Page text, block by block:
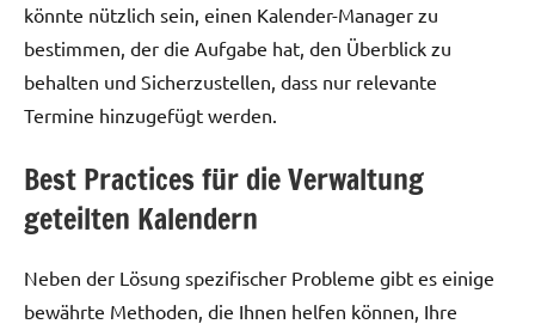
könnte nützlich sein, einen Kalender-Manager zu
bestimmen, der die Aufgabe hat, den Überblick zu
behalten und Sicherzustellen, dass nur relevante
Termine hinzugefügt werden.
Best Practices für die Verwaltung
geteilten Kalendern
Neben der Lösung spezifischer Probleme gibt es einige
bewährte Methoden, die Ihnen helfen können, Ihre